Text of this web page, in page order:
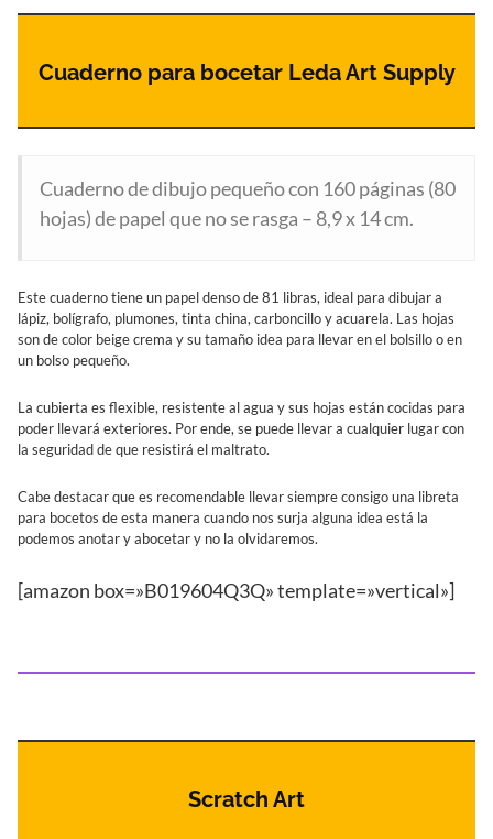
Cuaderno para bocetar Leda Art Supply
Cuaderno de dibujo pequeño con 160 páginas (80
hojas) de papel que no se rasga – 8,9 x 14 cm.
Este cuaderno tiene un papel denso de 81 libras, ideal para dibujar a
lápiz, bolígrafo, plumones, tinta china, carboncillo y acuarela. Las hojas
son de color beige crema y su tamaño idea para llevar en el bolsillo o en
un bolso pequeño.
La cubierta es flexible, resistente al agua y sus hojas están cocidas para
poder llevará exteriores. Por ende, se puede llevar a cualquier lugar con
la seguridad de que resistirá el maltrato.
Cabe destacar que es recomendable llevar siempre consigo una libreta
para bocetos de esta manera cuando nos surja alguna idea está la
podemos anotar y abocetar y no la olvidaremos.
[amazon box=»B019604Q3Q» template=»vertical»]
Scratch Art